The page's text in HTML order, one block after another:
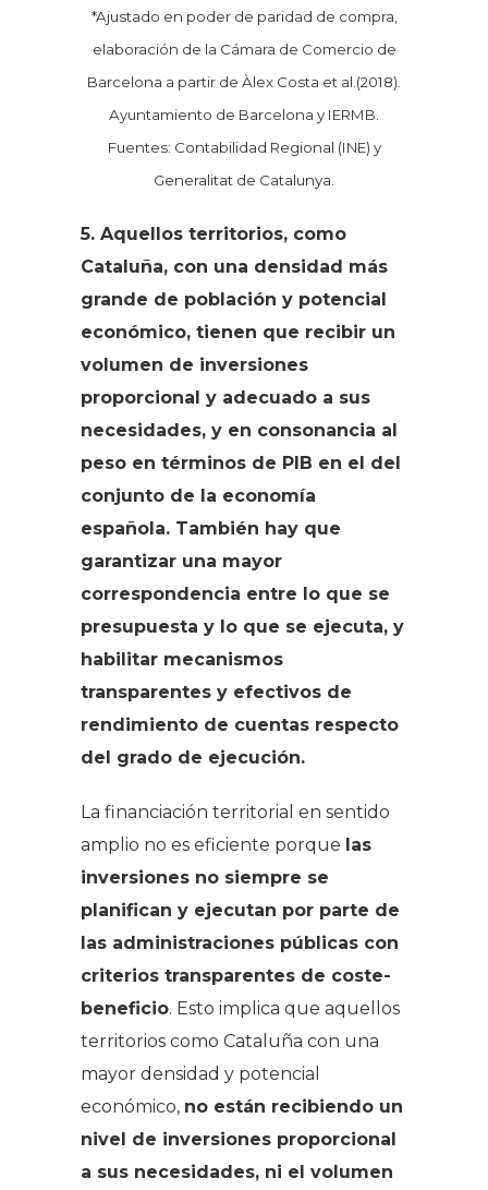
*Ajustado en poder de paridad de compra,
elaboración de la Cámara de Comercio de
Barcelona a partir de Àlex Costa et al.(2018).
Ayuntamiento de Barcelona y IERMB.
Fuentes: Contabilidad Regional (INE) y
Generalitat de Catalunya.
5. Aquellos territorios, como
Cataluña, con una densidad más
grande de población y potencial
económico, tienen que recibir un
volumen de inversiones
proporcional y adecuado a sus
necesidades, y en consonancia al
peso en términos de PIB en el del
conjunto de la economía
española. También hay que
garantizar una mayor
correspondencia entre lo que se
presupuesta y lo que se ejecuta, y
habilitar mecanismos
transparentes y efectivos de
rendimiento de cuentas respecto
del grado de ejecución.
La financiación territorial en sentido
amplio no es eficiente porque las
inversiones no siempre se
planifican y ejecutan por parte de
las administraciones públicas con
criterios transparentes de coste-
beneficio. Esto implica que aquellos
territorios como Cataluña con una
mayor densidad y potencial
económico, no están recibiendo un
nivel de inversiones proporcional
a sus necesidades, ni el volumen